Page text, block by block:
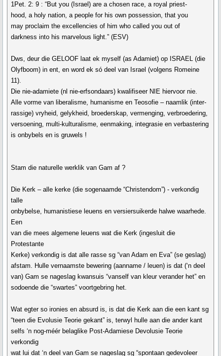
1Pet. 2: 9 : “But you (Israel) are a chosen race, a royal priest-
hood, a holy nation, a people for his own possession, that you
may proclaim the excellencies of him who called you out of
darkness into his marvelous light.” (ESV)
Dws, deur die GELOOF laat ek myself (as Adamiet) op ISRAEL (die
Olyfboom) in ent, en word ek só deel van Israel (volgens Romeine
11).
Die nie-adamiete (nl nie-erfsondaars) kwalifiseer NIE hiervoor nie.
Alle vorme van liberalisme, humanisme en Teosofie – naamlik (inter-
rassige) vryheid, gelykheid, broederskap, vermenging, verbroedering,
versoening, multi-kulturalisme, eenmaking, integrasie en verbastering
is onbybels en is gruwels !
Stam die naturelle werklik van Gam af ?
Die Kerk – alle kerke (die sogenaamde “Christendom”) - verkondig
talle
onbybelse, humanistiese leuens en versiersuikerde halwe waarhede.
Een
van die mees algemene leuens wat die Kerk (ingesluit die
Protestante
Kerke) verkondig is dat alle rasse sg “van Adam en Eva” (se geslag)
afstam. Hulle vernaamste bewering (aanname / leuen) is dat (‘n deel
van) Gam se nageslag kwansuis “vanself van kleur verander het” en
sodoende die “swartes” voortgebring het.
Wat egter so ironies en absurd is, is dat die Kerk aan die een kant sg
“teen die Evolusie Teorie gekant” is, terwyl hulle aan die ander kant
selfs ‘n nog-méér belaglike Post-Adamiese Devolusie Teorie
verkondig
wat lui dat ‘n deel van Gam se nageslag sg “spontaan gedevoleer